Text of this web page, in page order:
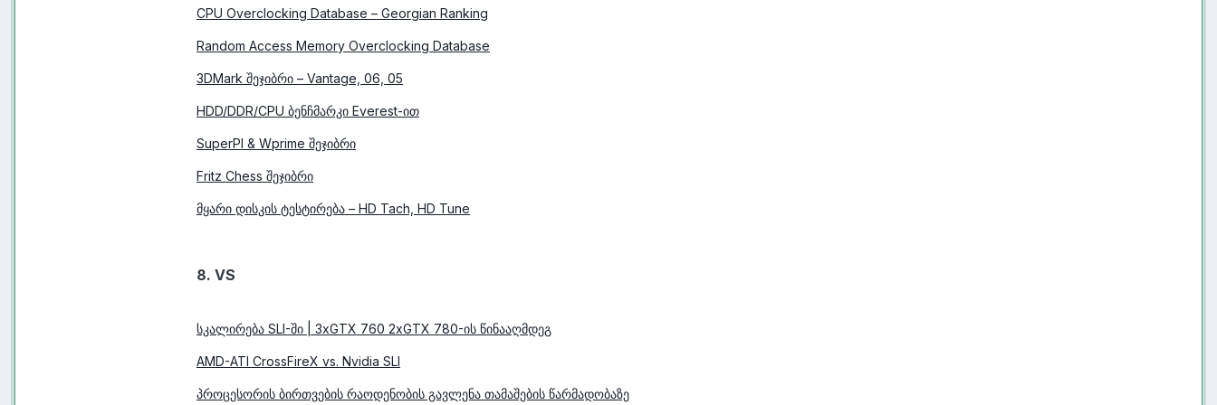
CPU Overclocking Database – Georgian Ranking
Random Access Memory Overclocking Database
3DMark შეჯიბრი – Vantage, 06, 05
HDD/DDR/CPU ბენჩმარკი Everest-ით
SuperPI & Wprime შეჯიბრი
Fritz Chess შეჯიბრი
მყარი დისკის ტესტირება – HD Tach, HD Tune
8. VS
სკალირება SLI-ში | 3xGTX 760 2xGTX 780-ის წინააღმდეგ
AMD-ATI CrossFireX vs. Nvidia SLI
პროცესორის ბირთვების რაოდენობის გავლენა თამაშების წარმადობაზე